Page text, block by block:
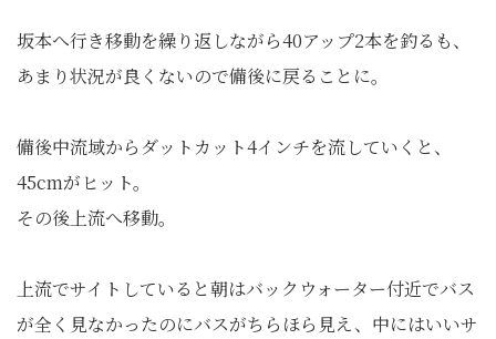
坂本へ行き移動を繰り返しながら40アップ2本を釣るも、
あまり状況が良くないので備後に戻ることに。
備後中流域からダットカット4インチを流していくと、
45cmがヒット。
その後上流へ移動。
上流でサイトしていると朝はバックウォーター付近でバス
が全く見なかったのにバスがちらほら見え、中にはいいサ